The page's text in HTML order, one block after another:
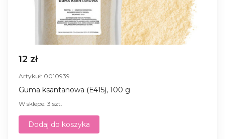
12 zł
Artykuł: 0010939
Guma ksantanowa (E415), 100 g
W sklepe: 3 szt.
Dodaj do koszyka